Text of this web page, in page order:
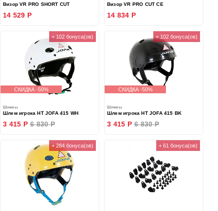
Визор VR PRO SHORT CUT
14 529 Р
Визор VR PRO CUT CE
14 834 Р
СКИДКА -50%
+ 102 бонуса(ов)
Шлемы
Шлем игрока HT JOFA 415 WH
3 415 Р 6 830 Р
СКИДКА -50%
+ 102 бонуса(ов)
Шлемы
Шлем игрока HT JOFA 415 BK
3 415 Р 6 830 Р
+ 284 бонуса(ов) + 61 бонуса(ов)